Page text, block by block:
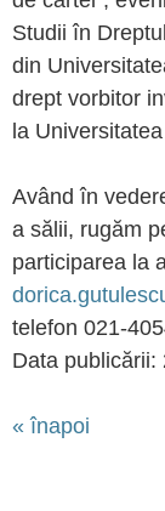
Studii în
din
drept vorbitor
la
Având în
a sălii, rugăm
participarea la
telefon 021-
Data publicării:
« înapoi